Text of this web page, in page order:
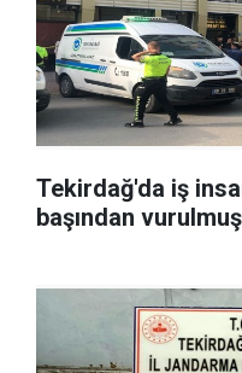
Tekirdağ'da iş
başından